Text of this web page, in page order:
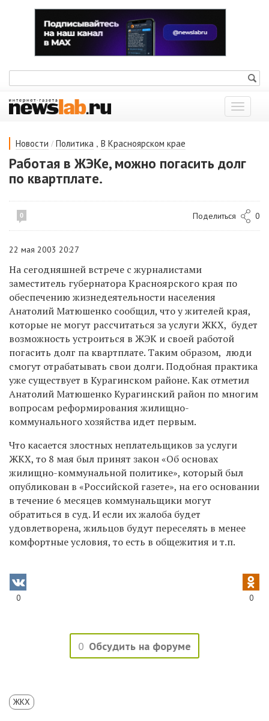
Показать
меню
Новости / Политика , В Красноярском крае
Работая в ЖЭКе, можно погасить долг
по квартплате.
0 Поделиться 0
22 мая 2003 20:27
На сегодняшней встрече с журналистами
заместитель губернатора Красноярского края по
обеспечению жизнедеятельности населения
Анатолий Матюшенко сообщил, что у жителей края,
которые не могут рассчитаться за услуги ЖКХ, будет
возможность устроиться в ЖЭК и своей работой
погасить долг па квартплате. Таким образом, люди
смогут отрабатывать свои долги. Подобная практика
уже существует в Курагинском районе. Как отметил
Анатолий Матюшенко Курагинский район по многим
вопросам реформирования жилищно-
коммунального хозяйства идет первым.
Что касается злостных неплательщиков за услуги
ЖКХ, то 8 мая был принят закон «Об основах
жилищно-коммунальной политике», который был
опубликован в «Российской газете», на его основании
в течение 6 месяцев коммунальщики могут
обратиться в суд. И если их жалоба будет
удовлетворена, жильцов будут переселять в менее
комфортные условия, то есть в общежития и т.п.
0 0
0 Обсудить на форуме
ЖКХ